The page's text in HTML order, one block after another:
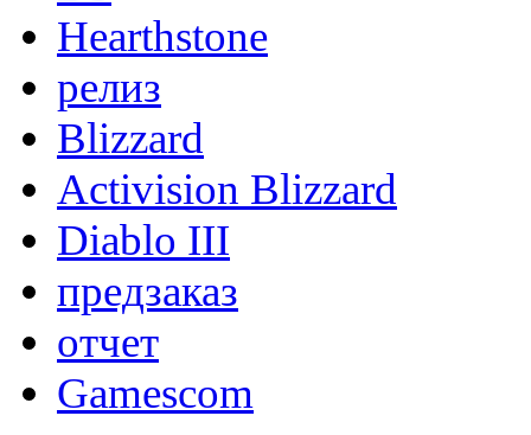
Hearthstone
релиз
Blizzard
Activision Blizzard
Diablo III
предзаказ
отчет
Gamescom